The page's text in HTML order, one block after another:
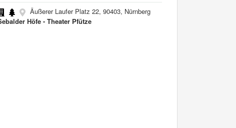
Äußerer Laufer Platz 22, 90403, Nürnberg
Höfe - Theater Pfütze